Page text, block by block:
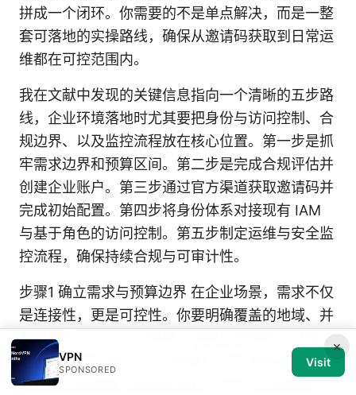
拼成一个闭环。你需要的不是单点解决，而是一整
套可落地的实操路线，确保从邀请码获取到日常运
维都在可控范围内。
我在文献中发现的关键信息指向一个清晰的五步路
线，企业环境落地时尤其要把身份与访问控制、合
规边界、以及监控流程放在核心位置。第一步是抓
牢需求边界和预算区间。第二步是完成合规评估并
创建企业账户。第三步通过官方渠道获取邀请码并
完成初始配置。第四步将身份体系对接现有 IAM
与基于角色的访问控制。第五步制定运维与安全监
控流程，确保持续合规与可审计性。
步骤1 确立需求与预算边界 在企业场景，需求不仅
是连接性，更是可控性。你要明确覆盖的地域、并
发用户量、以及认证强度。预算边界通常以月度总
成本或每年总拥有成本来衡量。行业数据显示，企
业端的初始预算对接通常落在6–9个月的观察期
×
VPN
SPONSORED
Visit